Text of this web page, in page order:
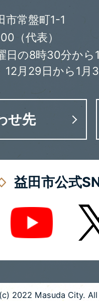
常盤町1-1
（代表）
日の8時30分から
12月29日から1月
せ先
益田市公式
Youtube X
2022 Masuda City.